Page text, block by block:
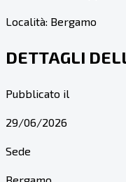
Località: Bergamo
DETTAGLI
Pubblicato il
29/06/2026
Sede